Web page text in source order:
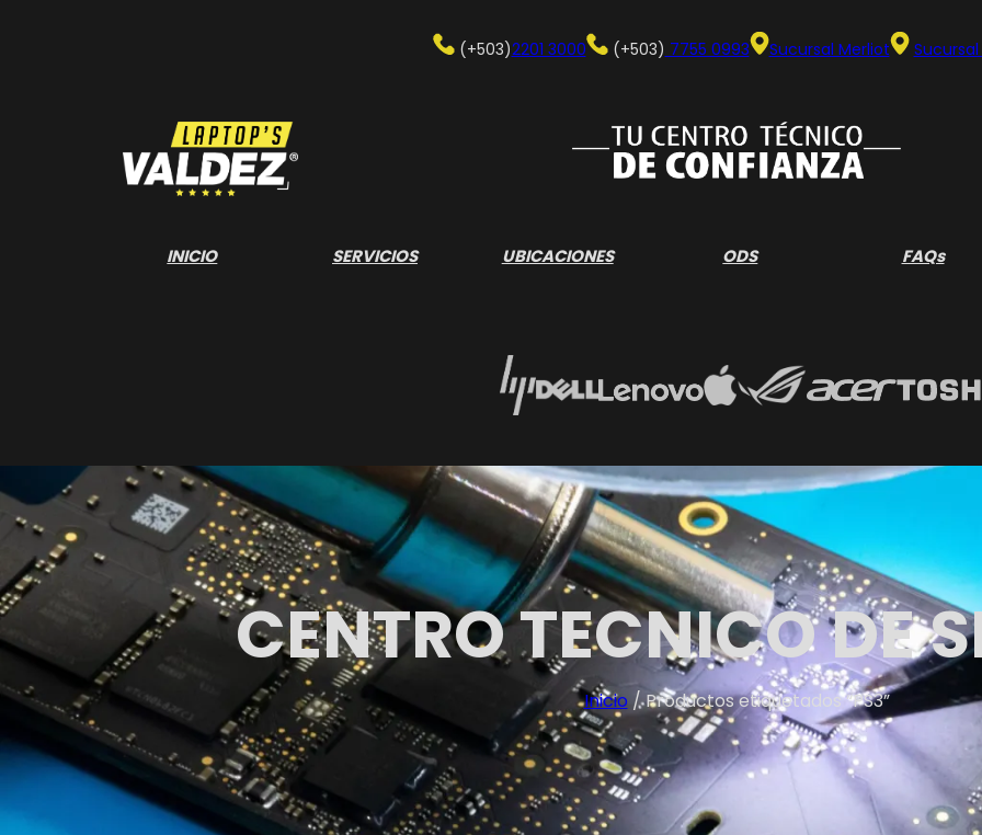
(+503)2201 3000 (+503) 7755 0993 Sucursal Merliot
INICIO SERVICIOS UBICACIONES ODS FAQs
CENTRO TECNICO DE
Inicio/ Productos etiquetados “PS3”